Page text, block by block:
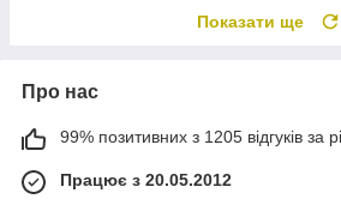
Показати ще
Про нас
99% позитивних з 1205 відгуків за
Працює з 20.05.2012